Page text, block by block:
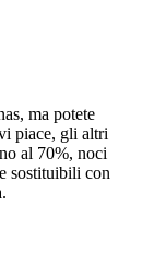
ma potete
piace, gli altri
al 70%, noci
sostituibili con